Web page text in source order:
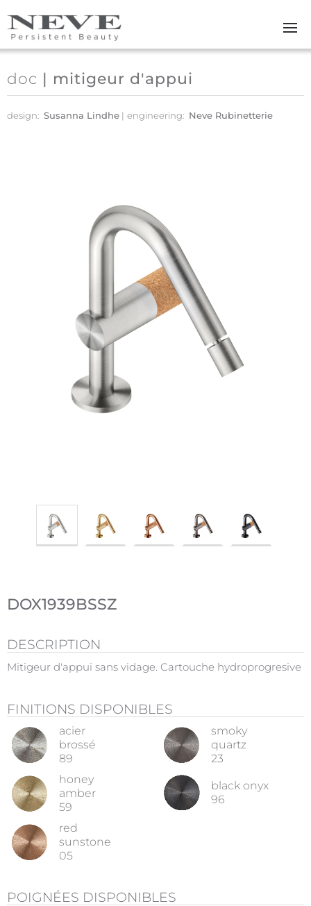
Skip to main content
doc | mitigeur d'appui
design: Susanna Lindhe engineering: Neve Rubinetterie
DOX1939BSSZ
DESCRIPTION
Mitigeur d'appui sans vidage. Cartouche hydroprogresive
FINITIONS DISPONIBLES
acier
brossé
89
smoky
quartz
23
honey
amber
59
black onyx
96
red
sunstone
05
POIGNÉES DISPONIBLES